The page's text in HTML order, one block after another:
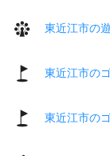
東近江市の
東近江市の
東近江市の